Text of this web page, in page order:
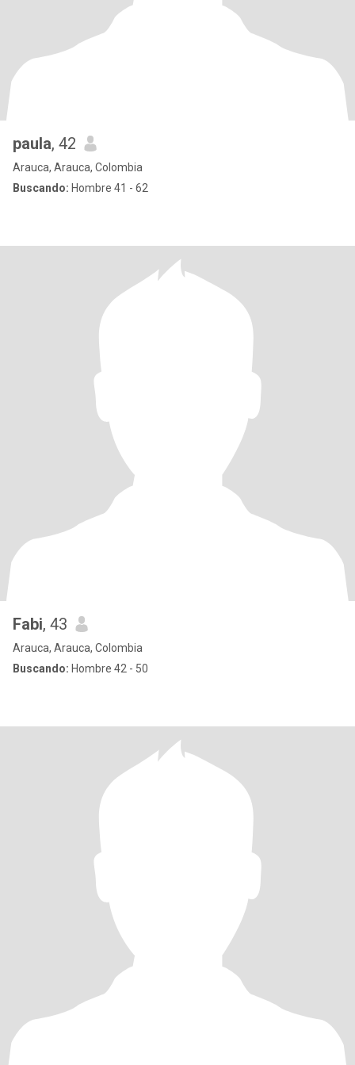
paula, 42
Arauca, Arauca, Colombia
Buscando: Hombre 41 - 62
Fabi, 43
Arauca, Arauca, Colombia
Buscando: Hombre 42 - 50